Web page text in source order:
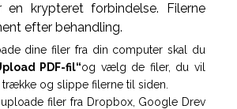
en krypteret forbindelse. Filerne
efter behandling.
dine filer fra din computer skal du
PDF-fil“og vælg de filer, du vil
og slippe filerne til siden.
filer fra Dropbox, Google Drev